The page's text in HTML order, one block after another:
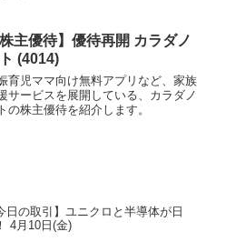
株主優待】優待再開 カラダノ
(4014)
育児ママ向け無料アプリなど、家族
サービスを展開している、カラダノ
の株主優待を紹介します。
日の取引】ユニクロと半導体が日
4月10日(金)